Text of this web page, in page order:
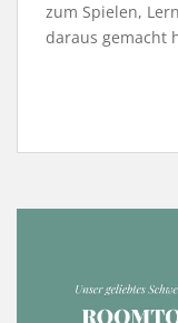
zum Spielen,
daraus gemacht